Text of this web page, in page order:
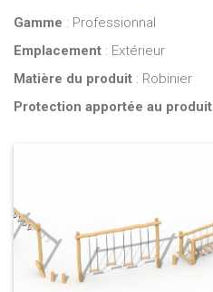
Gamme : Professionnal
Emplacement : Extérieur
Matière du produit : Robinier
Protection apportée au produit